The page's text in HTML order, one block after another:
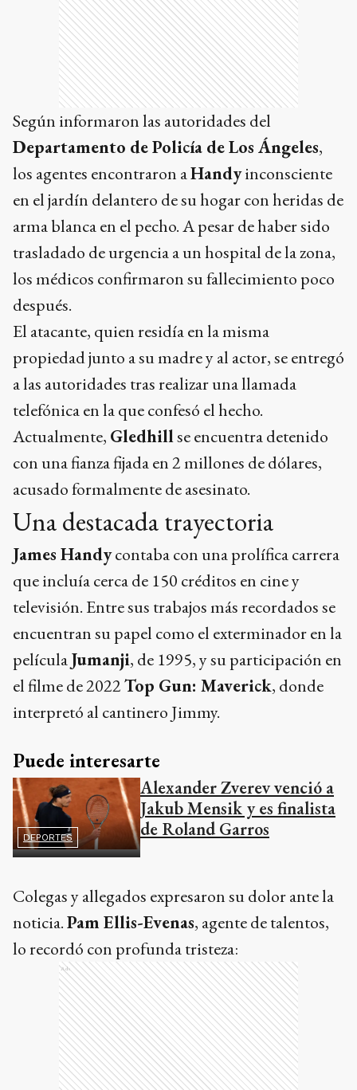
Según informaron las autoridades del
Departamento de Policía de Los Ángeles,
los agentes encontraron aHandyinconsciente
en el jardín delantero de su hogar con heridas de
arma blanca en el pecho. A pesar de haber sido
trasladado de urgencia a un hospital de la zona,
los médicos confirmaron su fallecimiento poco
después.
El atacante, quien residía en la misma
propiedad junto a su madre y al actor, se entregó
a las autoridades tras realizar una llamada
telefónica en la que confesó el hecho.
Actualmente, Gledhillse encuentra detenido
con una fianza fijada en 2 millones de dólares,
acusado formalmente de asesinato.
Una destacada trayectoria
James Handycontaba con una prolífica carrera
que incluía cerca de 150 créditos en cine y
televisión. Entre sus trabajos más recordados se
encuentran su papel como el exterminador en la
películaJumanji, de 1995, y su participación en
el filme de 2022Top Gun: Maverick, donde
interpretó al cantinero Jimmy.
Puede interesarte
DEPORTES
Alexander Zverev venció a
Jakub Mensik y es finalista
de Roland Garros
Colegas y allegados expresaron su dolor ante la
noticia.Pam Ellis-Evenas, agente de talentos,
lo recordó con profunda tristeza:
Ads